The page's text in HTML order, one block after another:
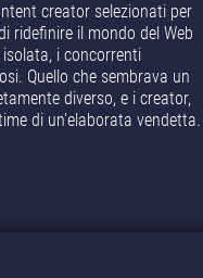
creator selezionati per
ridefinire il mondo del Web
i concorrenti
Quello che sembrava un
diverso, e i creator,
di un'elaborata vendetta.